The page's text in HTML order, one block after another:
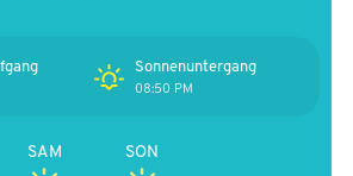
Sonnenuntergang
08:50 PM
SAM SON